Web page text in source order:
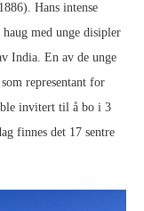
Hans intense
med unge disipler
India. En av de unge
representant for
ble invitert til å bo i 3
finnes det 17 sentre